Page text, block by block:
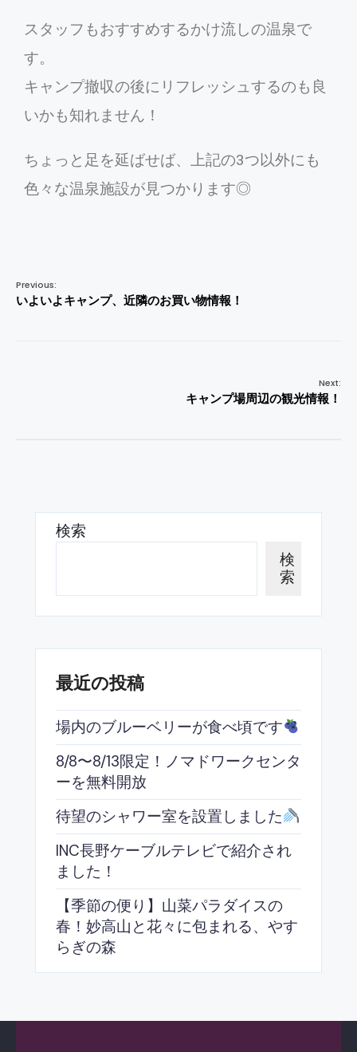
スタッフもおすすめするかけ流しの温泉で
す。
キャンプ撤収の後にリフレッシュするのも良
いかも知れません！
ちょっと足を延ばせば、上記の3つ以外にも
色々な温泉施設が見つかります◎
Previous:
いよいよキャンプ、近隣のお買い物情報！
Next:
キャンプ場周辺の観光情報！
検索
検
索
最近の投稿
場内のブルーベリーが食べ頃です
8/8〜8/13限定！ノマドワークセンタ
ーを無料開放
待望のシャワー室を設置しました
INC長野ケーブルテレビで紹介され
ました！
【季節の便り】山菜パラダイスの
春！妙高山と花々に包まれる、やす
らぎの森